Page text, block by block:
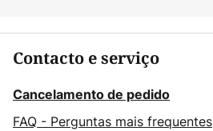
Contacto e serviço
Cancelamento de pedido
FAQ - Perguntas mais frequentes